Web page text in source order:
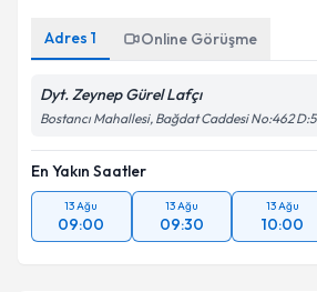
Adres 1 Online Görüşme
Dyt. Zeynep Gürel Lafçı
Bostancı Mahallesi, Bağdat Caddesi No:462 D:5
En Yakın Saatler
13 Ağu
09:00
13 Ağu
09:30
13 Ağu
10:00